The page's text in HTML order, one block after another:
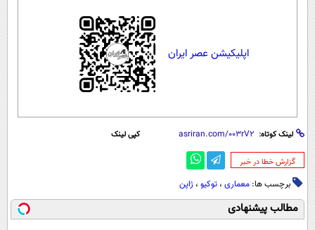
اپلیکیشن عصر ایران
لینک کوتاه: کپی لینک
‌گزارش خطا در خبر
برچسب ها: معماری ، توکیو ، ژاپن
مطالب پیشنهادی